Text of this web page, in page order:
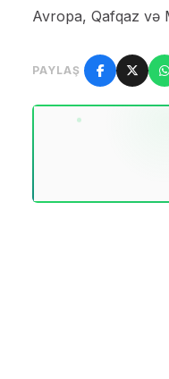
Avropa, Qafqaz və
PAYLAŞ